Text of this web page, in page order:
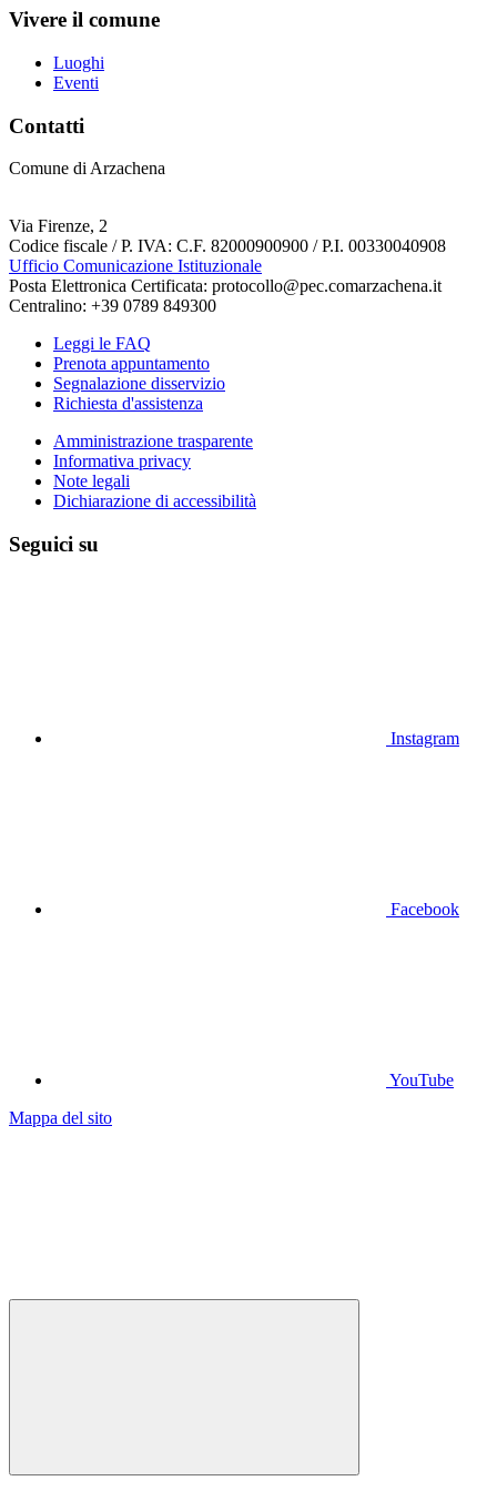
Vivere il comune
Luoghi
Eventi
Contatti
Comune di Arzachena
Via Firenze, 2
Codice fiscale / P. IVA: C.F. 82000900900 / P.I. 00330040908
Ufficio Comunicazione Istituzionale
Posta Elettronica Certificata: protocollo@pec.comarzachena.it
Centralino: +39 0789 849300
Leggi le FAQ
Prenota appuntamento
Segnalazione disservizio
Richiesta d'assistenza
Amministrazione trasparente
Informativa privacy
Note legali
Dichiarazione di accessibilità
Seguici su
Instagram
Facebook
YouTube
Mappa del sito